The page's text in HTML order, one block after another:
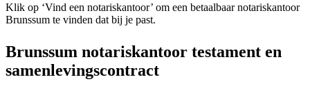
Klik op ‘Vind een notariskantoor’ om een betaalbaar notariskantoor
Brunssum te vinden dat bij je past.
Brunssum notariskantoor testament en
samenlevingscontract